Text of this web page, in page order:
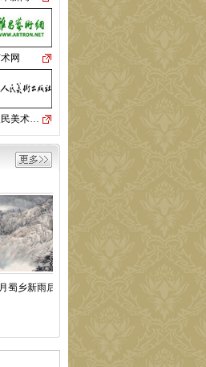
写生》大
向全国征
期（总期
写生》大
向全国征
]
期（总期
]
期（总期
”《中国近
——秘修
]
”2013-
02版：“大
网
民美术…
后--黄迪全作品